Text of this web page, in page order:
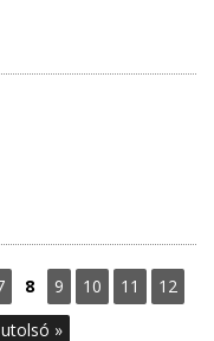
8 9 10 11
12
utolsó »